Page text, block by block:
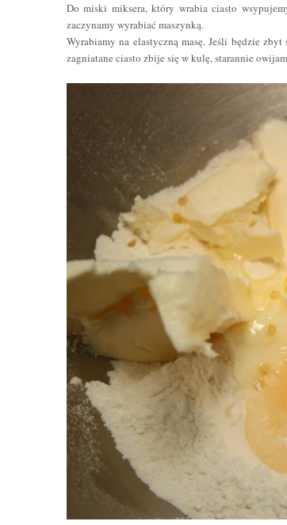
Do miski miksera, który wrabia ciasto
zaczynamy wyrabiać maszynką.
Wyrabiamy na elastyczną masę. Jeśli będzie
zagniatane ciasto zbije się w kulę, starannie